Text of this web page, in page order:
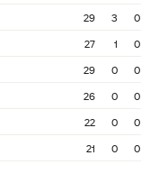
29 3
0
27 1
0
29 0
0
26 0
0
22 0
0
21 0 0